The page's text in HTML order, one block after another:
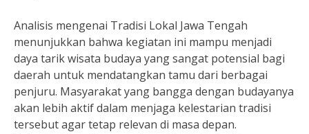
Analisis mengenai Tradisi Lokal Jawa Tengah
menunjukkan bahwa kegiatan ini mampu menjadi
daya tarik wisata budaya yang sangat potensial bagi
daerah untuk mendatangkan tamu dari berbagai
penjuru. Masyarakat yang bangga dengan budayanya
akan lebih aktif dalam menjaga kelestarian tradisi
tersebut agar tetap relevan di masa depan.